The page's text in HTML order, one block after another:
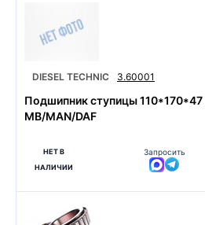
DIESEL TECHNIC 3.60001
Подшипник ступицы 110*170*47
MB/MAN/DAF
НЕТ В
НАЛИЧИИ
Запросить